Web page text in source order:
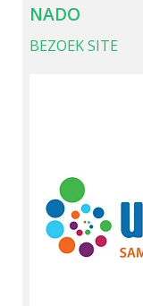
NADO
BEZOEK SITE